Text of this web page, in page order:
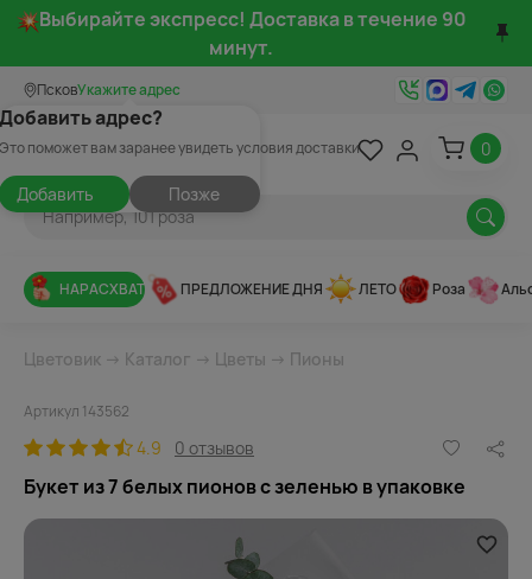
Выбирайте экспресс! Доставка в течение 90
минут.
ПсковУкажите адрес
адрес?
поможет вам заранее увидеть условия доставки
Добавить Позже
0
НАРАСХВАТ ПРЕДЛОЖЕНИЕ ДНЯ ЛЕТО Роза
Цветовик → Каталог → Цветы → Пионы
Артикул 143562
4.9 0 отзывов
Букет из 7 белых пионов с зеленью в упаковке